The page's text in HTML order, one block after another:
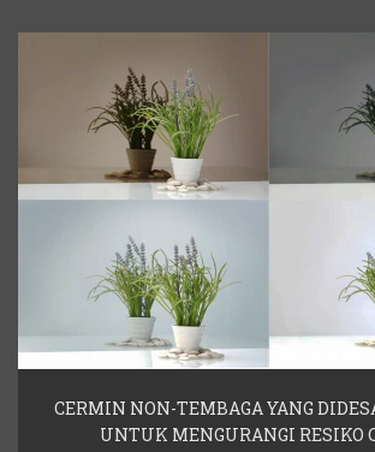
CERMIN NON-TEMBAGA YANG
UNTUK MENGURANGI RESIKO